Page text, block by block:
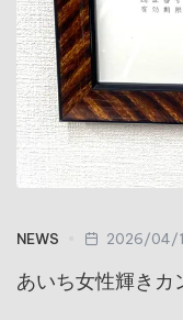
NEWS 2026/04/
あいち女性輝きカ